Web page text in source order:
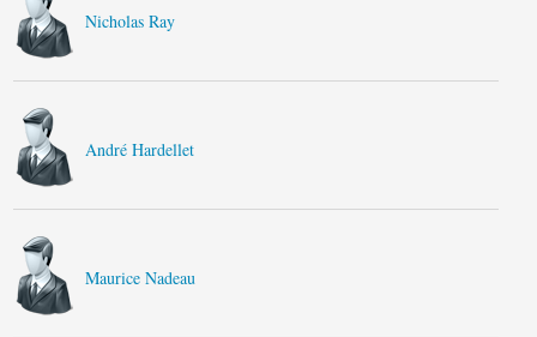
Nicholas Ray
André Hardellet
Maurice Nadeau